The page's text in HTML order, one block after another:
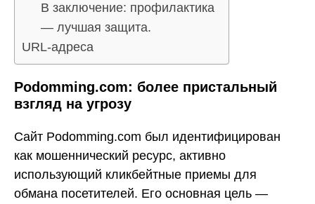
В заключение: профилактика
— лучшая защита.
URL-адреса
Podomming.com: более пристальный
взгляд на угрозу
Сайт Podomming.com был идентифицирован
как мошеннический ресурс, активно
использующий кликбейтные приемы для
обмана посетителей. Его основная цель —